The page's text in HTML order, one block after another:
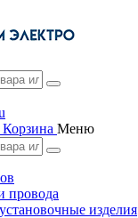
Корзина Меню
провода
изделия